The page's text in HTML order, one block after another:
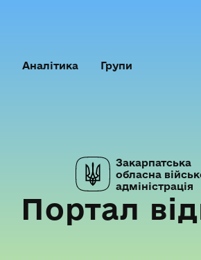
Аналітика Групи
Закарпатська
обласна
адміністрація
Портал